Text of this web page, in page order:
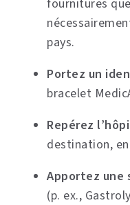
fournitures
pays.
Portez un
bracelet
Repérez
destination,
Apportez une
(p. ex.,